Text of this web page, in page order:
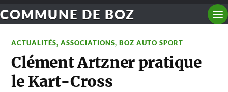
COMMUNE DE BOZ
ACTUALITÉS,ASSOCIATIONS,BOZ AUTO SPORT
Clément Artzner pratique
le Kart-Cross